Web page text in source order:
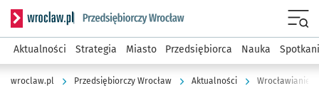
Serwis informacyjny wroclaw.pl podserwis: Strategia
Aktualności Strategia Miasto Przedsiębiorca Nauka
wroclaw.pl Przedsiębiorczy Wrocław Aktualności Wrocławianie